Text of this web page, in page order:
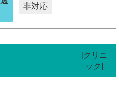
非対応
[クリニ
ック]